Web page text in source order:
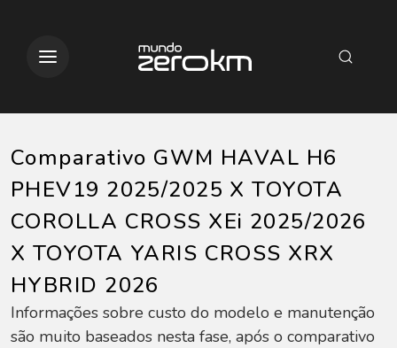
Comparativo GWM HAVAL H6
PHEV19 2025/2025 X TOYOTA
COROLLA CROSS XEi 2025/2026
X TOYOTA YARIS CROSS XRX
HYBRID 2026
Informações sobre custo do modelo e manutenção
são muito baseados nesta fase, após o comparativo